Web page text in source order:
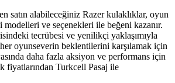
satın alabileceğiniz Razer kulaklıklar, oyun
modelleri ve seçenekleri ile beğeni kazanır.
tecrübesi ve yenilikçi yaklaşımıyla
oyunseverin beklentilerini karşılamak için
daha fazla aksiyon ve performans için
fiyatlarından Turkcell Pasaj ile